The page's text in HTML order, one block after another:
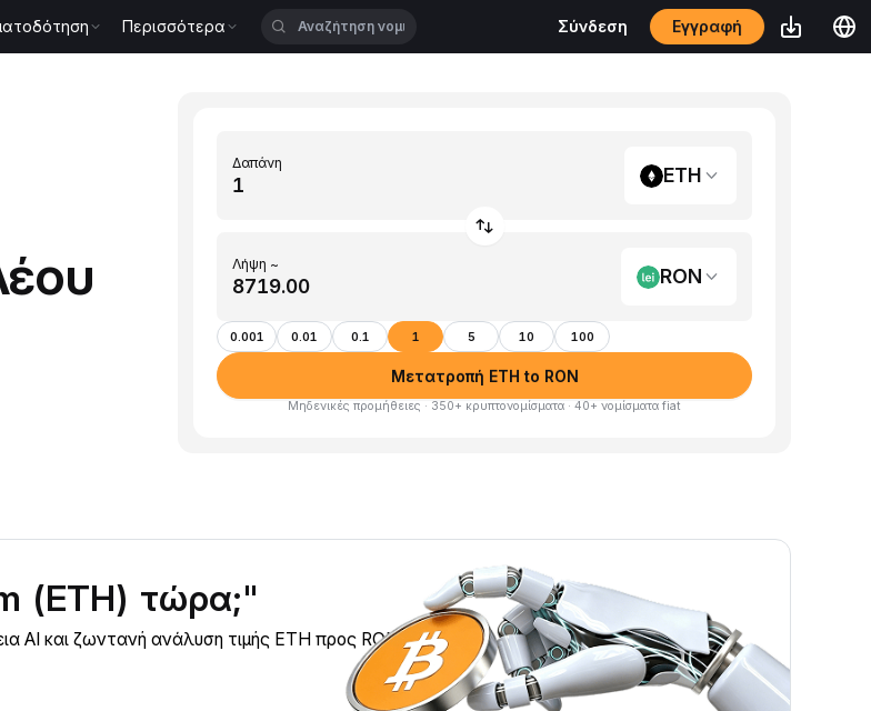
Περισσότερα Σύνδεση Εγγραφή
Δαπάνη
ETH
Λήψη ~
RON
0.001 0.01 0.1 1 5 10 100
Μετατροπή ETH to RON
Μηδενικές προμήθειες · 350+ κρυπτονομίσματα · 40+ νομίσματα fiat
(ETH) τώρα;"
AI και ζωντανή ανάλυση τιμής ETH προς RON.